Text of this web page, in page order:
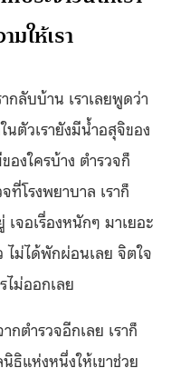
มให้เรา
กลับบ้าน เราเลยพูดว่า
นตัวเรายังมีน้ำอสุจิของ
งใครบ้าง ตำรวจก็
ที่โรงพยาบาล เราก็
จอเรื่องหนักๆ มาเยอะ
ไม่ได้พักผ่อนเลย จิตใจ
ไม่ออกเลย
ตำรวจอีกเลย เราก็
ธิแห่งหนึ่งให้เขาช่วย